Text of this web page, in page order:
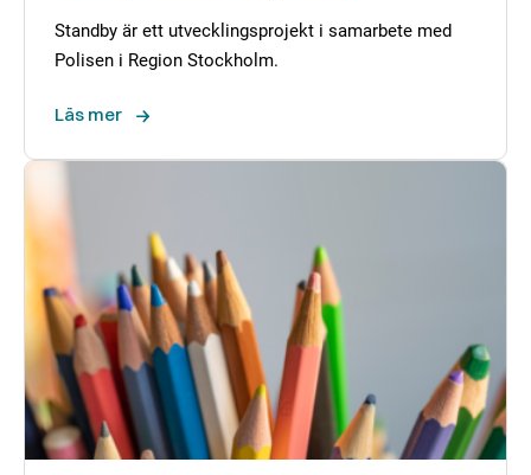
Standby är ett utvecklingsprojekt i samarbete med
Polisen i Region Stockholm.
Läs mer